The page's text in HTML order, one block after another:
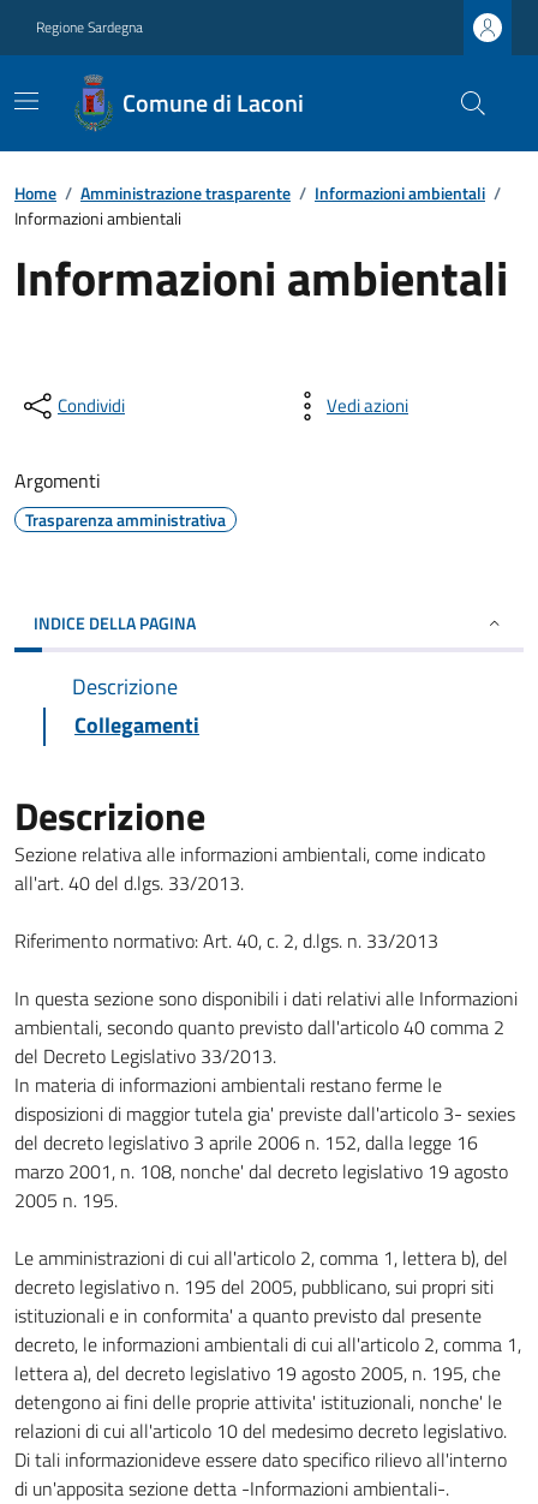
Regione Sardegna
Comune di Laconi
Home / Amministrazione trasparente / Informazioni ambientali /
Informazioni ambientali
Informazioni ambientali
Condividi Vedi azioni
Argomenti
Trasparenza amministrativa
INDICE DELLA PAGINA
Descrizione
Collegamenti
Descrizione
Sezione relativa alle informazioni ambientali, come indicato
all'art. 40 del d.lgs. 33/2013.
Riferimento normativo: Art. 40, c. 2, d.lgs. n. 33/2013
In questa sezione sono disponibili i dati relativi alle Informazioni
ambientali, secondo quanto previsto dall'articolo 40 comma 2
del Decreto Legislativo 33/2013.
In materia di informazioni ambientali restano ferme le
disposizioni di maggior tutela gia' previste dall'articolo 3- sexies
del decreto legislativo 3 aprile 2006 n. 152, dalla legge 16
marzo 2001, n. 108, nonche' dal decreto legislativo 19 agosto
2005 n. 195.
Le amministrazioni di cui all'articolo 2, comma 1, lettera b), del
decreto legislativo n. 195 del 2005, pubblicano, sui propri siti
istituzionali e in conformita' a quanto previsto dal presente
decreto, le informazioni ambientali di cui all'articolo 2, comma 1,
lettera a), del decreto legislativo 19 agosto 2005, n. 195, che
detengono ai fini delle proprie attivita' istituzionali, nonche' le
relazioni di cui all'articolo 10 del medesimo decreto legislativo.
Di tali informazionideve essere dato specifico rilievo all'interno
di un'apposita sezione detta -Informazioni ambientali-.